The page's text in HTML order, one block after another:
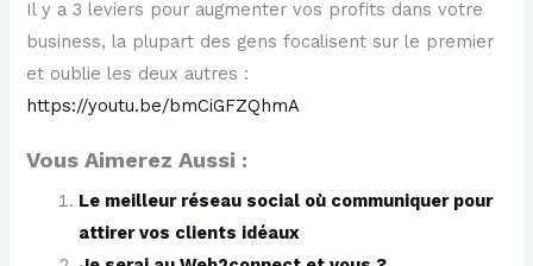
Il y a 3 leviers pour augmenter vos profits dans votre
business, la plupart des gens focalisent sur le premier
et oublie les deux autres :
https://youtu.be/bmCiGFZQhmA
Vous Aimerez Aussi :
Le meilleur réseau social où communiquer pour
attirer vos clients idéaux